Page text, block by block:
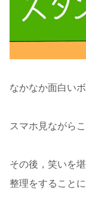
なかなか面白い
スマホ見ながら
その後，笑いを
整理をすること